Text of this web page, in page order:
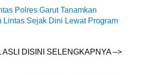
Polres Garut Tanamkan
Lintas Sejak Dini Lewat Program
DISINI SELENGKAPNYA –>